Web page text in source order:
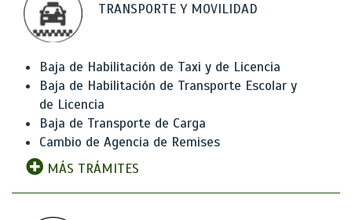
TRANSPORTE Y MOVILIDAD
Baja de Habilitación de Taxi y de Licencia
Baja de Habilitación de Transporte Escolar y
de Licencia
Baja de Transporte de Carga
Cambio de Agencia de Remises
MÁS TRÁMITES